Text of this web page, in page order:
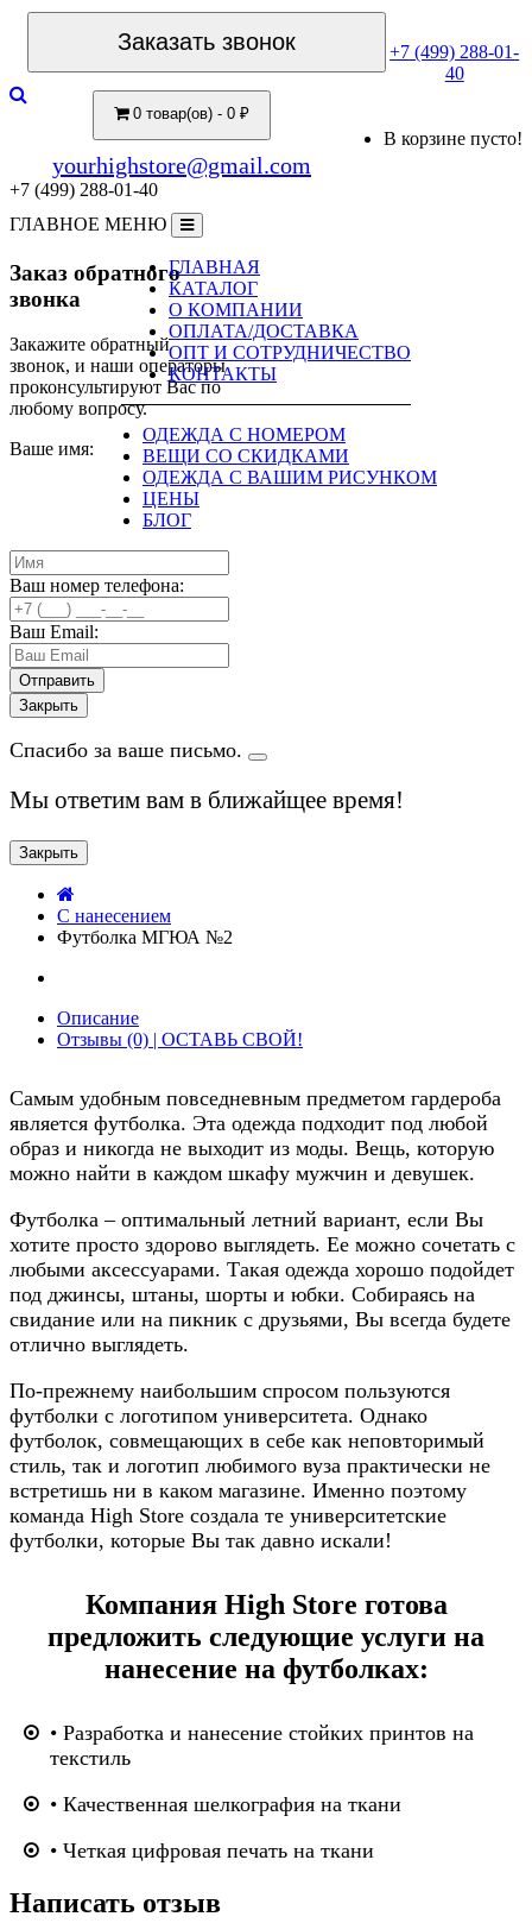
Заказать звонок
+7 (499) 288-01-
40
0 товар(ов) - 0 ₽
В корзине пусто!
yourhighstore@gmail.com
+7 (499) 288-01-40
ГЛАВНОЕ МЕНЮ
ГЛАВНАЯ
КАТАЛОГ
О КОМПАНИИ
ОПЛАТА/ДОСТАВКА
ОПТ И СОТРУДНИЧЕСТВО
КОНТАКТЫ
ОДЕЖДА С НОМЕРОМ
ВЕЩИ СО СКИДКАМИ
ОДЕЖДА С ВАШИМ РИСУНКОМ
ЦЕНЫ
БЛОГ
Заказ обратного
звонка
Закажите обратный
звонок, и наши операторы
проконсультируют Вас по
любому вопросу.
Ваше имя:
Ваш номер телефона:
Ваш Email:
Закрыть
Спасибо за ваше письмо.
Мы ответим вам в ближайщее время!
Закрыть
C нанесением
Футболка МГЮА №2
Описание
Отзывы (0) | ОСТАВЬ СВОЙ!
Самым удобным повседневным предметом гардероба
является футболка. Эта одежда подходит под любой
образ и никогда не выходит из моды. Вещь, которую
можно найти в каждом шкафу мужчин и девушек.
Футболка – оптимальный летний вариант, если Вы
хотите просто здорово выглядеть. Ее можно сочетать с
любыми аксессуарами. Такая одежда хорошо подойдет
под джинсы, штаны, шорты и юбки. Собираясь на
свидание или на пикник с друзьями, Вы всегда будете
отлично выглядеть.
По-прежнему наибольшим спросом пользуются
футболки с логотипом университета. Однако
футболок, совмещающих в себе как неповторимый
стиль, так и логотип любимого вуза практически не
встретишь ни в каком магазине. Именно поэтому
команда High Store создала те университетские
футболки, которые Вы так давно искали!
Компания High Store готова
предложить следующие услуги на
нанесение на футболках:
• Разработка и нанесение стойких принтов на
текстиль
• Качественная шелкография на ткани
• Четкая цифровая печать на ткани
Написать отзыв